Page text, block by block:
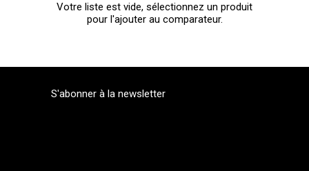
Votre liste est vide, sélectionnez un produit
pour l'ajouter au comparateur.
S'abonner à la newsletter